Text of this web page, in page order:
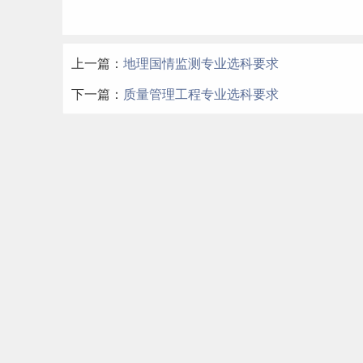
上一篇： 地理国情监测专业选科要求
下一篇： 质量管理工程专业选科要求